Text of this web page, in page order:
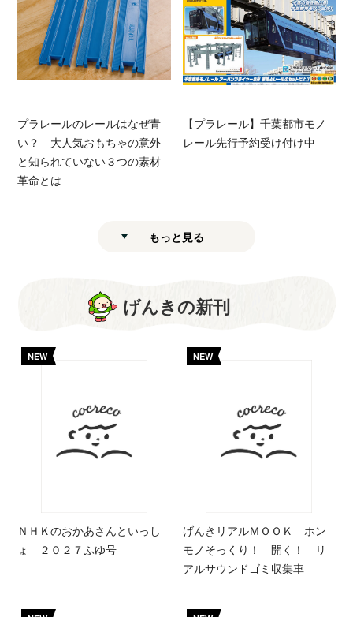
プラレールのレールはなぜ青
い？ 大人気おもちゃの意外
と知られていない３つの素材
革命とは
【プラレール】千葉都市モノ
レール先行予約受け付け中
もっと見る
げんきの新刊
NEW
ＮＨＫのおかあさんといっし
ょ ２０２７ふゆ号
NEW
げんきリアルＭＯＯＫ ホン
モノそっくり！ 開く！ リ
アルサウンドゴミ収集車